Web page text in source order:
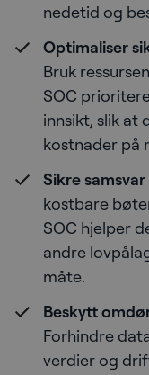
nedetid og
Optimaliser
Bruk
SOC
innsikt, slik at
kostnader på
Sikre
kostbare
SOC hjelper
andre
måte.
Beskytt
Forhindre
verdier og